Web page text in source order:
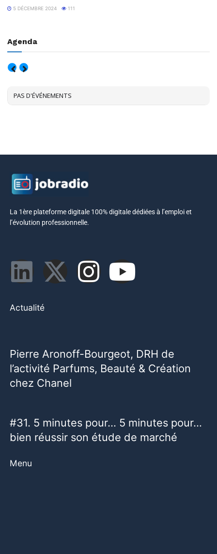
5 DÉCEMBRE 2024 111
Agenda
PAS D'ÉVÉNEMENTS
La 1ère plateforme digitale 100% digitale dédiées à l’emploi et
l’évolution professionnelle.
Actualité
Pierre Aronoff-Bourgeot, DRH de
l’activité Parfums, Beauté & Création
chez Chanel
#31. 5 minutes pour… 5 minutes pour…
bien réussir son étude de marché
Menu